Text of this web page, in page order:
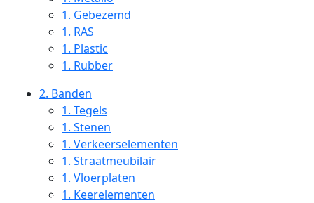
1. Gebezemd
1. RAS
1. Plastic
1. Rubber
2. Banden
1. Tegels
1. Stenen
1. Verkeerselementen
1. Straatmeubilair
1. Vloerplaten
1. Keerelementen